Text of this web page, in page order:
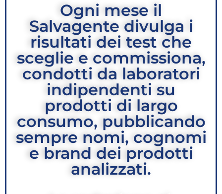
Ogni mese il
Salvagente divulga i
risultati dei test che
sceglie e commissiona,
condotti da laboratori
indipendenti su
prodotti di largo
consumo, pubblicando
sempre nomi, cognomi
e brand dei prodotti
analizzati.